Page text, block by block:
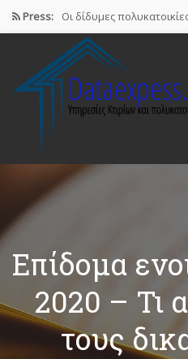
Press: Οι δίδυμες
Airbnb : Το οικονομικό
ΠΟΜΙΔΑ: Νόμιμες οι
Συστάσεις των γιατρών
Eπίδομα
2020 – Τι
τους